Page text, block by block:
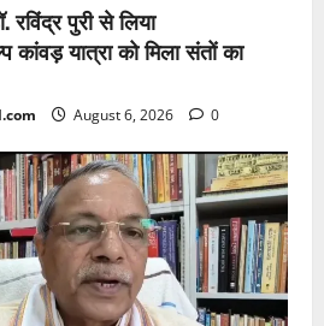
रविंद्र पुरी से लिया
यात्रा को मिला संतों का
August 6, 2026 0